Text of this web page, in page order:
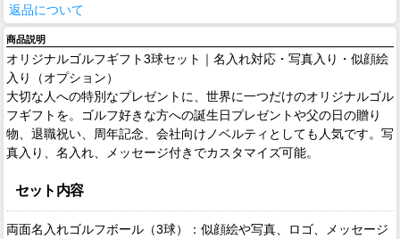
返品について
商品説明
オリジナルゴルフギフト3球セット｜名入れ対応・写真入り・似顔絵
入り（オプション）
大切な人への特別なプレゼントに、世界に一つだけのオリジナルゴル
フギフトを。ゴルフ好きな方への誕生日プレゼントや父の日の贈り
物、退職祝い、周年記念、会社向けノベルティとしても人気です。写
真入り、名入れ、メッセージ付きでカスタマイズ可能。
セット内容
両面名入れゴルフボール（3球）：似顔絵や写真、ロゴ、メッセージ